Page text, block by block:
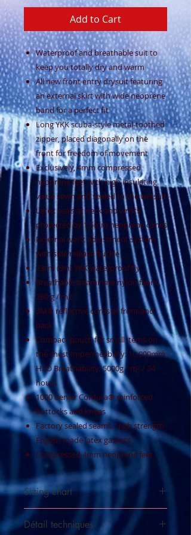
Add to Cart
Waterproof and breathable suit to
keep you totally dry and warm
All new front entry drysuit featuring
an external skirt with wide neoprene
band for a perfect fit
Long YKK scuba-style metal-toothed
zipper, placed diagonally on the
front for freedom of movement
Exclusively, 4mm compressed
neoprene feet with high insulating
value sewn and sealed to the wetsuit
Latex seals at neck and wrists
protected by 1.5mm neoprene cones
External waist adjustment system
with side release buckle
23cm (9in) YKK waterproof fly
Breathable trilaminate nylon fabric,
280 g / m2
3M® reflective cords at front and
back
Compact pouch for small items on
the chest Impermeability: 10,000mm
H2O Breathability: 5000g / m² / 24
hours
1000 denier Cordura® reinforced
buttocks and knees
Factory sealed seams. High strength
English made latex gaskets
Compressed 4mm neoprene feet.
Sizing chart
See sizing chart
Détail techniques